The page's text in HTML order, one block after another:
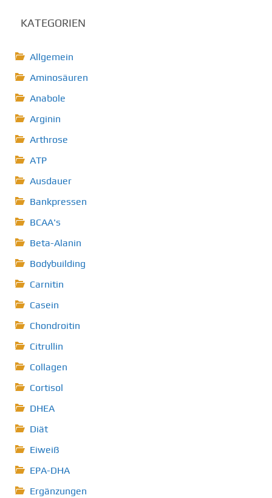
KATEGORIEN
Allgemein
Aminosäuren
Anabole
Arginin
Arthrose
ATP
Ausdauer
Bankpressen
BCAA's
Beta-Alanin
Bodybuilding
Carnitin
Casein
Chondroitin
Citrullin
Collagen
Cortisol
DHEA
Diät
Eiweiß
EPA-DHA
Ergänzungen